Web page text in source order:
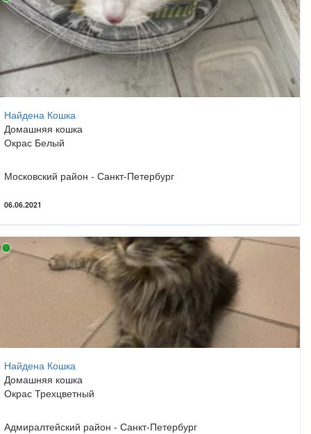
Найдена Кошка
Домашняя кошка
Окрас Белый
Московский район - Санкт-Петербург
06.06.2021
Найдена Кошка
Домашняя кошка
Окрас Трехцветный
Адмиралтейский район - Санкт-Петербург